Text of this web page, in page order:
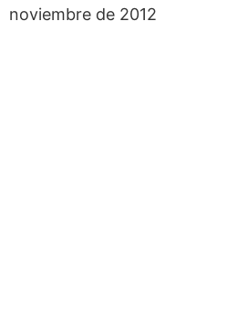
noviembre de 2012